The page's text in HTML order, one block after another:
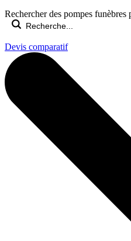
Rechercher des pompes
Devis comparatif